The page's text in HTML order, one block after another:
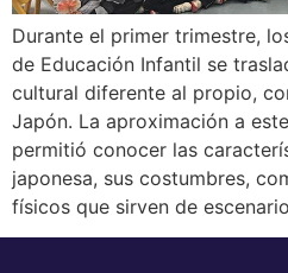
Durante el primer trimestre,
de Educación Infantil se
cultural diferente al propio,
Japón. La aproximación a
permitió conocer las
japonesa, sus costumbres,
físicos que sirven de